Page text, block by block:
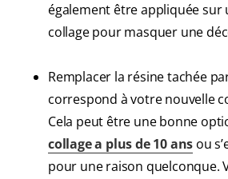
également être appliquée sur
collage pour masquer une
Remplacer la résine tachée
correspond à votre nouvelle
Cela peut être une bonne
collage a plus de 10 ans ou
pour une raison quelconque.